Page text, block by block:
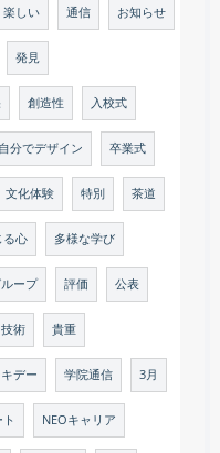
楽しい 通信 お知らせ
発見
創造性 入校式
自分でデザイン 卒業式
文化体験 特別 茶道
る心 多様な学び
ープ 評価 公表
技術 貴重
デー 学院通信 3月
NEOキャリア